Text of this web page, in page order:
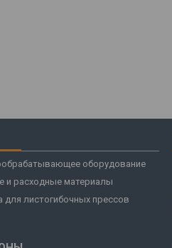
оборудование
и расходные материалы
для листогибочных прессов